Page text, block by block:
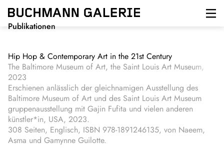
Direkt
zum
Inhalt
Publikationen
Hip Hop & Contemporary Art in the 21st Century
The Baltimore Museum of Art, the Saint Louis Art Museum,
2023
Erschienen anlässlich der gleichnamigen Ausstellung des
Baltimore Museum of Art und des Saint Louis Art Museum
gruppenausstellung mit Gajin Fufita und vielen anderen
künstler*in, USA, 2023.
308 Seiten, Englisch, ISBN 978-1891246135, von Naeem,
Asma und Gamynne Guilotte.